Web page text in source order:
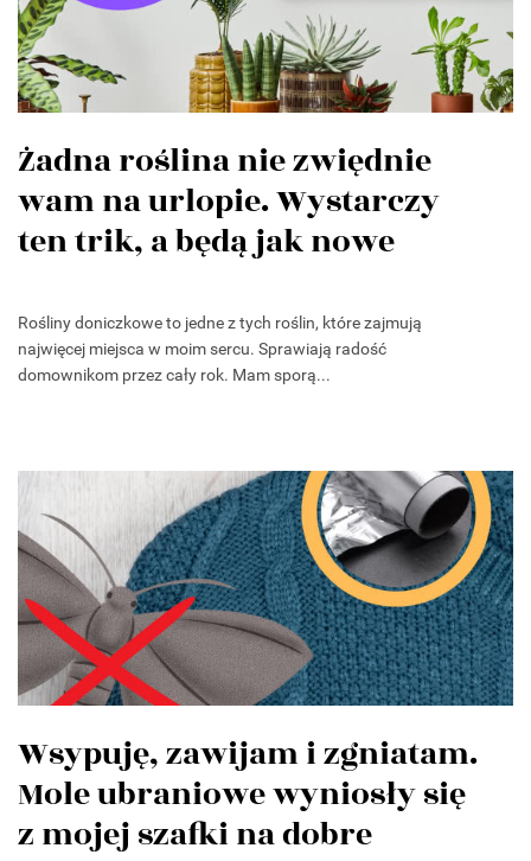
Żadna roślina nie zwiędnie
wam na urlopie. Wystarczy
ten trik, a będą jak nowe
Rośliny doniczkowe to jedne z tych roślin, które zajmują
najwięcej miejsca w moim sercu. Sprawiają radość
domownikom przez cały rok. Mam sporą...
Wsypuję, zawijam i zgniatam.
Mole ubraniowe wyniosły się
z mojej szafki na dobre